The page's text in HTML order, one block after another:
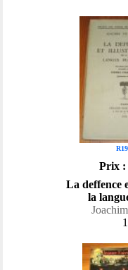
Prix :
La deffence
la